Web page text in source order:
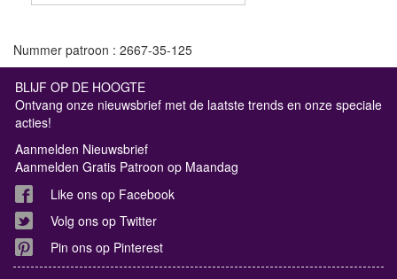
Nummer patroon : 2667-35-125
BLIJF OP DE HOOGTE
Ontvang onze nieuwsbrief met de laatste trends en onze speciale
acties!
Aanmelden Nieuwsbrief
Aanmelden Gratis Patroon op Maandag
Like ons op Facebook
Volg ons op Twitter
Pin ons op Pinterest